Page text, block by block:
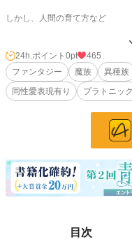
しかし、人間の育て方など
そこで連れて来られたのは冴え
「なんで俺？」
これは魔族と人間の不可思議な物
――この世界の国々には必ず『
数ある国としての条件の中でも
られない。
その中でも東西南北の四方点(
そしてその一つ、東の国を統べ
24h.ポイント 0pt
465
ファンタジー
魔族 異種族
同性愛表現有り
プラトニック
目次